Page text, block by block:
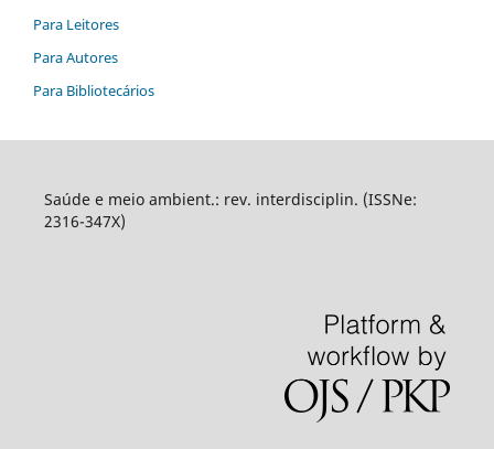
Para Leitores
Para Autores
Para Bibliotecários
Saúde e meio ambient.: rev. interdisciplin. (ISSNe:
2316-347X)